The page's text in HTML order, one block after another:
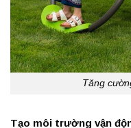
Tăng
Tạo môi trường vận